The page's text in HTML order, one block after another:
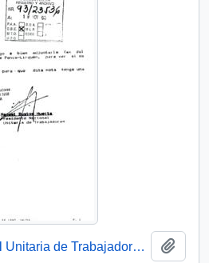
[Mensaje de la Central Unitaria de Trabajadores dirigido al Jefe de Gabinete Presidencial, mediante el cual adjunta solicitud del Sindicato de Estibadores N° 1 de Penco-Lirquén]